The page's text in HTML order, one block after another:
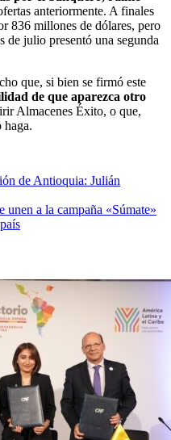
anteriormente. A finales
836 millones de dólares, pero
de julio presentó una segunda
que, si bien se firmó este
de que aparezca otro
Almacenes Éxito, o que,
haga.
de Antioquia: Julián
unen a la campaña «Súmate»